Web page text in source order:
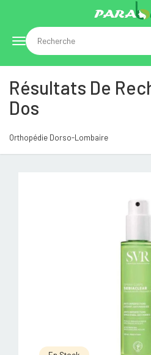
Toggle
navigation
Résultats De
Dos
Orthopédie Dorso-Lombaire